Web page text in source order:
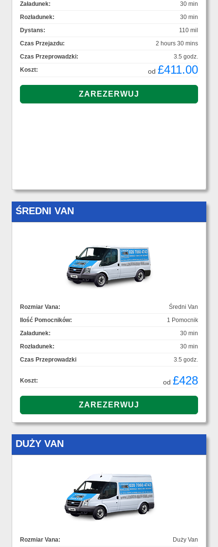
Załadunek:
30 min
Rozładunek:
30 min
Dystans:
110 mil
Czas Przejazdu:
2 hours 30 mins
Czas Przeprowadzki:
3.5 godz.
Koszt:
od £411.00
ŚREDNI VAN
Rozmiar Vana:
Średni Van
Ilość Pomocników:
1 Pomocnik
Załadunek:
30 min
Rozładunek:
30 min
Czas Przeprowadzki
3.5 godz.
Koszt: od £428
DUŻY VAN
Rozmiar Vana:
Duży Van